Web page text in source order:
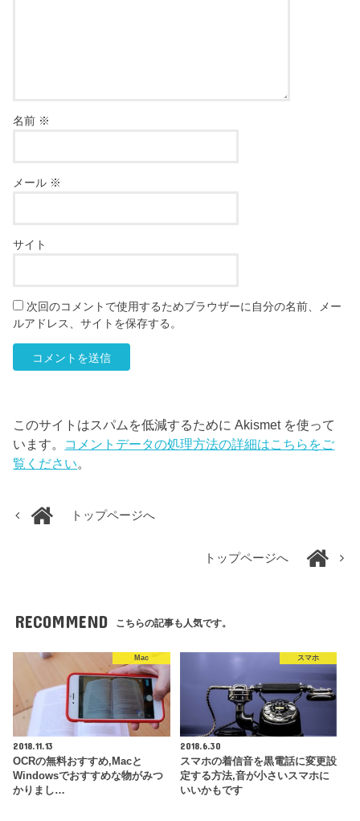
名前 ※
メール ※
サイト
次回のコメントで使用するためブラウザーに自分の名前、メー
ルアドレス、サイトを保存する。
このサイトはスパムを低減するために Akismet を使って
います。 コメントデータの処理方法の詳細はこちらをご
覧ください。
トップページへ
トップページへ
RECOMMEND こちらの記事も人気です。
Mac
2018.11.13
OCRの無料おすすめ,Macと
Windowsでおすすめな物がみつ
かりまし…
スマホ
2018.6.30
スマホの着信音を黒電話に変更設
定する方法,音が小さいスマホに
いいかもです